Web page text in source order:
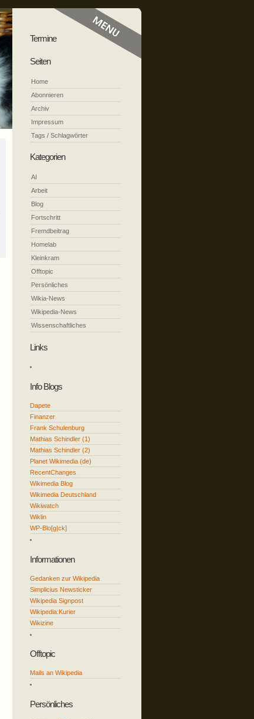
Termine
Seiten
Home
Abonnieren
Archiv
Impressum
Tags / Schlagwörter
Kategorien
AI
Arbeit
Blog
Fortschritt
Fremdbeitrag
Homelab
Kleinkram
Offtopic
Persönliches
Wikia-News
Wikipedia-News
Wissenschaftliches
Links
Info Blogs
Dapete
Finanzer
Frank Schulenburg
Mathias Schindler (1)
Mathias Schindler (2)
Planet Wikimedia (de)
RecentChanges
Wikimedia Blog
Wikimedia Deutschland
Wikiwatch
Wiklin
WP-Blo[g|ck]
Informationen
Gedanken zur Wikipedia
Simplicius Newsticker
Wikipedia Signpost
Wikipedia:Kurier
Wikizine
Offtopic
Mails an Wikipedia
Persönliches